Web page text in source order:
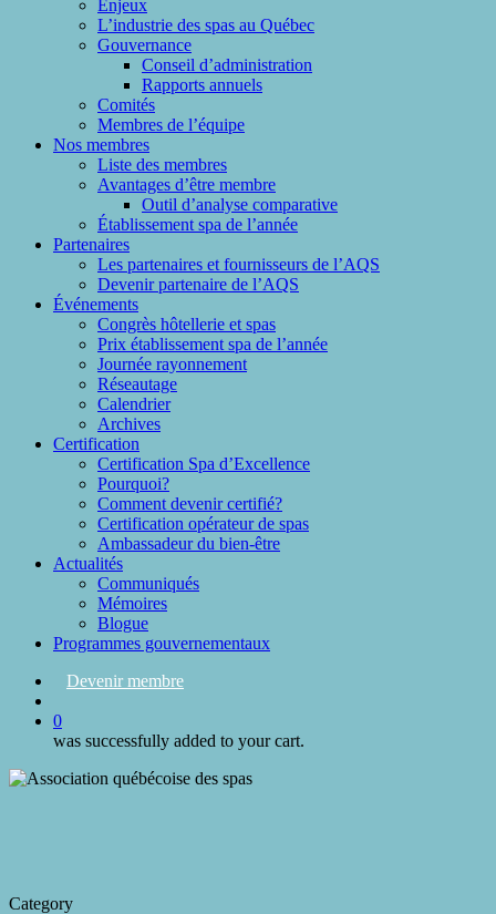
Enjeux
L’industrie des spas au Québec
Gouvernance
Conseil d’administration
Rapports annuels
Comités
Membres de l’équipe
Nos membres
Liste des membres
Avantages d’être membre
Outil d’analyse comparative
Établissement spa de l’année
Partenaires
Les partenaires et fournisseurs de l’AQS
Devenir partenaire de l’AQS
Événements
Congrès hôtellerie et spas
Prix établissement spa de l’année
Journée rayonnement
Réseautage
Calendrier
Archives
Certification
Certification Spa d’Excellence
Pourquoi?
Comment devenir certifié?
Certification opérateur de spas
Ambassadeur du bien-être
Actualités
Communiqués
Mémoires
Blogue
Programmes gouvernementaux
Devenir membre
0
was successfully added to your cart.
Category